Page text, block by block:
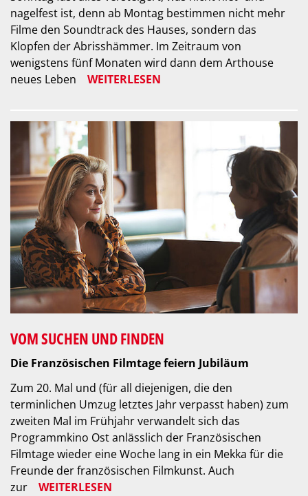
nagelfest ist, denn ab Montag bestimmen nicht mehr
Filme den Soundtrack des Hauses, sondern das
Klopfen der Abrisshämmer. Im Zeitraum von
wenigstens fünf Monaten wird dann dem Arthouse
neues Leben
WEITERLESEN
VOM SUCHEN UND FINDEN
Die Französischen Filmtage feiern Jubiläum
Zum 20. Mal und (für all diejenigen, die den
terminlichen Umzug letztes Jahr verpasst haben) zum
zweiten Mal im Frühjahr verwandelt sich das
Programmkino Ost anlässlich der Französischen
Filmtage wieder eine Woche lang in ein Mekka für die
Freunde der französischen Filmkunst. Auch
zur
WEITERLESEN